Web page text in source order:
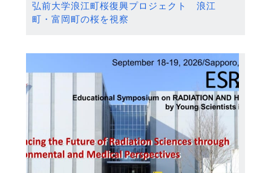
弘前大学浪江町桜復興プロジェクト 浪江
町・富岡町の桜を視察